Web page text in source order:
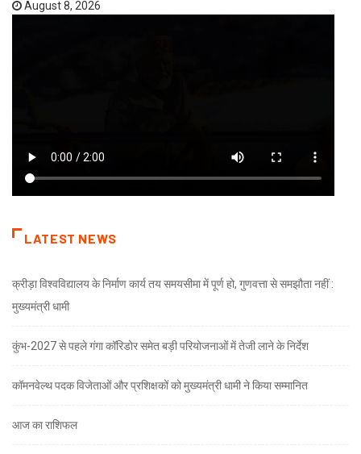
August 8, 2026
LATEST NEWS
क्रीड़ा विश्वविद्यालय के निर्माण कार्य तय समयसीमा में पूर्ण हो, गुणवत्ता से समझौता नहीं :
मुख्यमंत्री धामी
कुंभ-2027 से पहले गंगा कॉरिडोर समेत बड़ी परियोजनाओं में तेजी लाने के निर्देश
कॉमनवेल्थ पदक विजेताओं और प्रशिक्षकों को मुख्यमंत्री धामी ने किया सम्मानित
आज का राशिफल